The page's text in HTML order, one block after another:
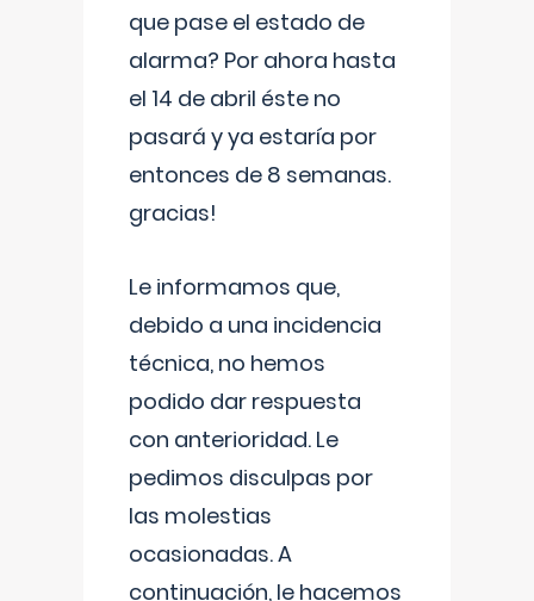
que pase el estado de
alarma? Por ahora hasta
el 14 de abril éste no
pasará y ya estaría por
entonces de 8 semanas.
gracias!
Le informamos que,
debido a una incidencia
técnica, no hemos
podido dar respuesta
con anterioridad. Le
pedimos disculpas por
las molestias
ocasionadas. A
continuación, le hacemos